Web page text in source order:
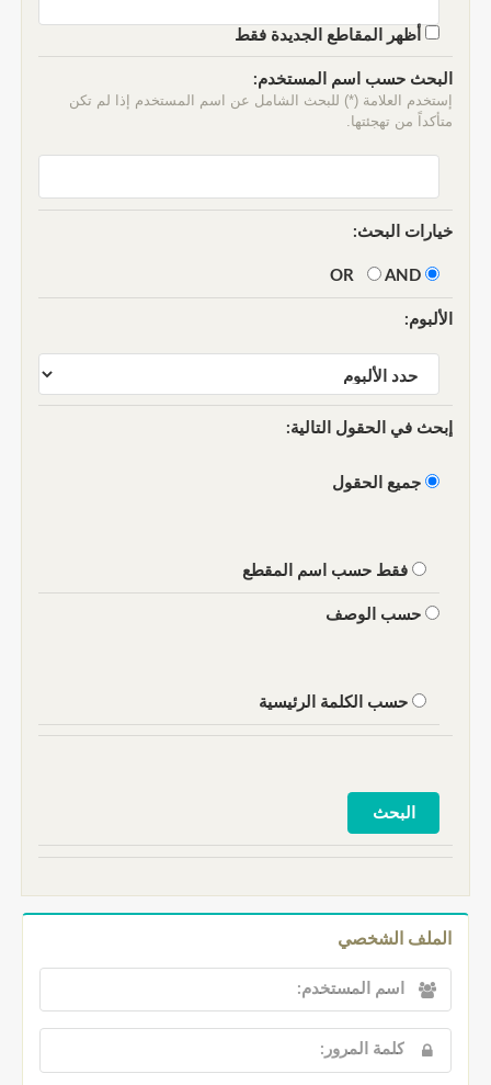
أظهر المقاطع الجديدة فقط
البحث حسب اسم المستخدم:
إستخدم العلامة (*) للبحث الشامل عن اسم المستخدم إذا لم تكن
متأكداً من تهجئتها.
خيارات البحث:
AND
الألبوم:
إبحث في الحقول التالية:
جميع الحقول
فقط حسب اسم المقطع
حسب الوصف
حسب الكلمة الرئيسية
الملف الشخصي